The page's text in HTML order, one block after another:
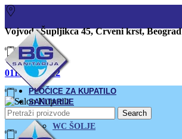
Vojvode Šupljikca 45, Crveni krst, Beograd
011/380-80-12
011/245-42-43 Search
PLOČICE ZA KUPATILO
SANITARIJE
WC ŠOLJE